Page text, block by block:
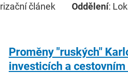
článek Oddělení:
Proměny "ruských"
investicích a cestovním